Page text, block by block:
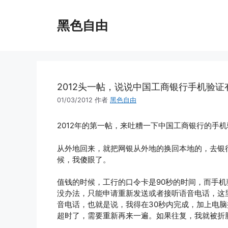
黑色自由
2012头一帖，说说中国工商银行手机验证
01/03/2012 作者 黑色自由
2012年的第一帖，来吐糟一下中国工商银行的手
从外地回来，就把网银从外地的换回本地的，去
候，我傻眼了。
值钱的时候，工行的口令卡是90秒的时间，而手
没办法，只能申请重新发送或者接听语音电话，
音电话，也就是说，我得在30秒内完成，加上电
超时了，需要重新再来一遍。如果往复，我就被折